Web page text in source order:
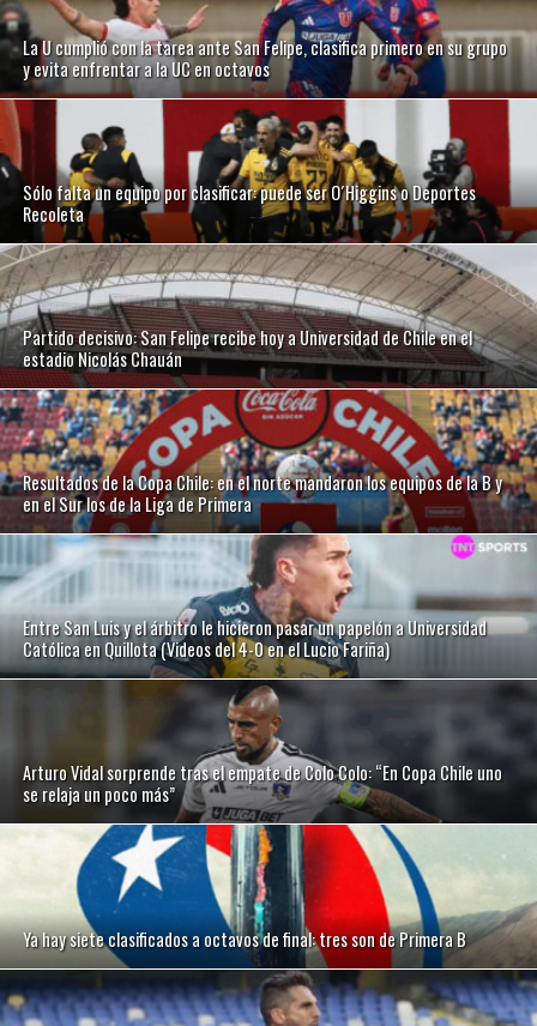
La U cumplió con la tarea ante San Felipe, clasifica primero en su grupo
y evita enfrentar a la UC en octavos
Sólo falta un equipo por clasificar: puede ser O´Higgins o Deportes
Recoleta
Partido decisivo: San Felipe recibe hoy a Universidad de Chile en el
estadio Nicolás Chauán
Resultados de la Copa Chile: en el norte mandaron los equipos de la B y
en el Sur los de la Liga de Primera
Entre San Luis y el árbitro le hicieron pasar un papelón a Universidad
Católica en Quillota (Videos del 4-0 en el Lucio Fariña)
Arturo Vidal sorprende tras el empate de Colo Colo: “En Copa Chile uno
se relaja un poco más”
Ya hay siete clasificados a octavos de final: tres son de Primera B